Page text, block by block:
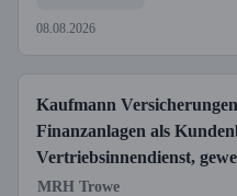
08.08.2026
Kaufmann
Finanzanlagen als
Vertriebsinnendienst,
Versicherungen (w/m/d)
MRH Trowe